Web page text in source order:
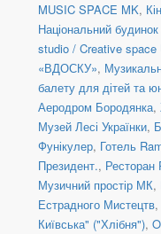
MUSIC SPACE MK,
Національний
studio / Creative space
«ВДОСКУ»,
балету для дітей та
Аеродром Бородянка,
Музей Лесі Українки,
Фунікулер, Готель
Президент., Ресторан
Музичний простір МК,
Естрадного Мистецтв,
Київська" ("Хлібня"),